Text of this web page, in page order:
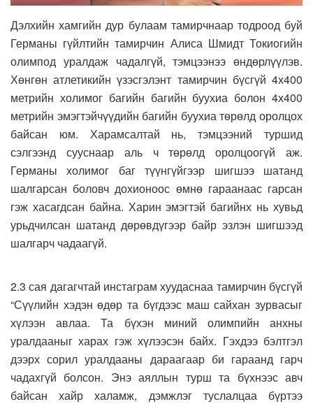
Дэлхийн хамгийн дур булаам тамирчнаар тодроод буй
Германы гүйлтийн тамирчин Алиса Шмидт Токиогийн
олимпод уралдаж чадалгүй, тэмцээнээ өндөрлүүлэв.
Хөнгөн атлетикийн үзэсгэлэнт тамирчин бүсгүй 4х400
метрийн холимог багийн багийн буухиа болон 4х400
метрийн эмэгтэйчүүдийн багийн буухиа төрөлд оролцох
байсан юм. Харамсалтай нь, тэмцээний туршид
сэлгээнд сууснаар аль ч төрөлд оролцоогүй аж.
Германы холимог баг түүнгүйгээр шигшээ шатанд
шалгарсан боловч дохионоос өмнө гараанаас гарсан
гэж хасагдсан байна. Харин эмэгтэй багийнх нь хувьд
урьдчилсан шатанд дөрөвдүгээр байр эзлэн шигшээд
шалгарч чадаагүй.
2.3 сая дагагчтай инстаграм хуудаснаа тамирчин бүсгүй
“Сүүлийн хэдэн өдөр та бүгдээс маш сайхан зурвасыг
хүлээн авлаа. Та бүхэн миний олимпийн анхны
уралдааныг харах гэж хүлээсэн байх. Гэхдээ бэлтгэл
дээрх сорил уралдааны дараагаар би гараанд гарч
чадахгүй болсон. Энэ аяллын турш та бүхнээс авч
байсан хайр халамж, дэмжлэг туслалцаа бүртээ